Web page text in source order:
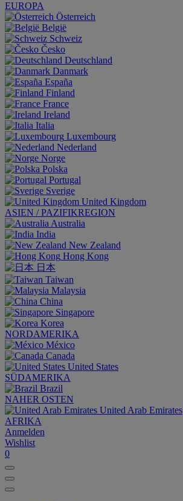
EUROPA
Österreich
België
Schweiz
Česko
Deutschland
Danmark
España
Finland
France
Ireland
Italia
Luxembourg
Nederland
Norge
Polska
Portugal
Sverige
United Kingdom
ASIEN / PAZIFIKREGION
Australia
India
New Zealand
Hong Kong
日本
Taiwan
Malaysia
China
Singapore
Korea
NORDAMERIKA
México
Canada
United States
SÜDAMERIKA
Brazil
NAHER OSTEN
United Arab Emirates
AFRIKA
Anmelden
Wishlist
0